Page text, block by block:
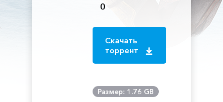
0
Скачать
торрент
Размер: 1.76 GB